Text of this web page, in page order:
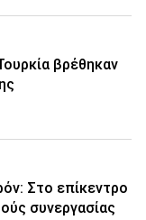
βρέθηκαν
Στο επίκεντρο
συνεργασίας